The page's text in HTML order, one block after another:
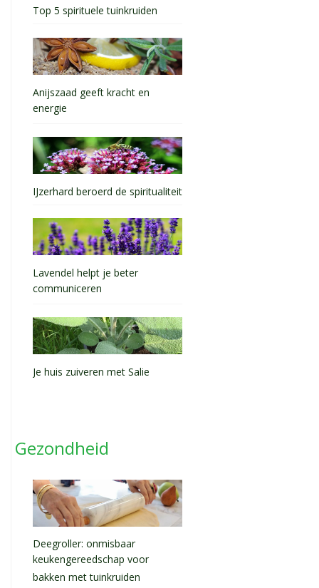
Top 5 spirituele tuinkruiden
Anijszaad geeft kracht en
energie
IJzerhard beroerd de spiritualiteit
Lavendel helpt je beter
communiceren
Je huis zuiveren met Salie
Gezondheid
Deegroller: onmisbaar
keukengereedschap voor
bakken met tuinkruiden